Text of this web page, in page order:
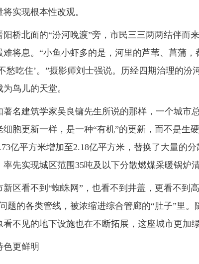
实现根本性改观。
北面的“汾河晚渡”旁，市民三三两两结伴而
难将息。“小鱼小虾多的是，河里的芦苇、菖蒲，
愁吃住’。”摄影师刘士强说。历经四期治理的
鸟儿的天堂。
建筑学家吴良镛先生所说的那样，一个城市
细胞更新一样，是一种“有机”的更新，而不是生
亿平方米增加至2.18亿平方米，替换了大量的
率先实现城区范围35吨及以下分散燃煤采暖锅炉清
看不到“蜘蛛网”，也看不到井盖，更看不到
题的各类管线，被浓缩进综合管廊的“肚子”里
看不见的地下设施也在不断拓展，这座城市更加绿
更鲜明